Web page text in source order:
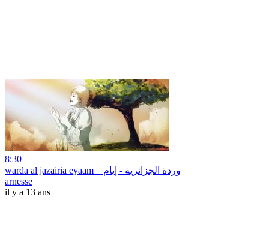
8:30
warda al jazairia eyaam _ وردة الجزائرية - إيام
arnesse
il y a 13 ans